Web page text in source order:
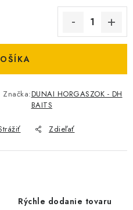
Značka:DUNAI HORGASZOK - DH
BAITS
Zdieľať
Rýchle dodanie tovaru